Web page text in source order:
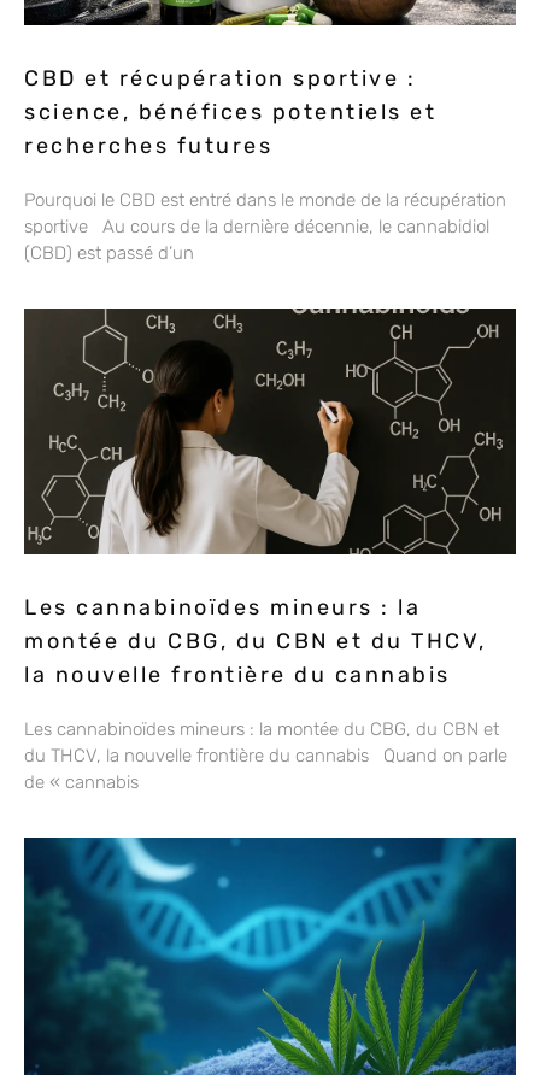
CBD et récupération sportive :
science, bénéfices potentiels et
recherches futures
Pourquoi le CBD est entré dans le monde de la récupération
sportive Au cours de la dernière décennie, le cannabidiol
(CBD) est passé d’un
Les cannabinoïdes mineurs : la
montée du CBG, du CBN et du THCV,
la nouvelle frontière du cannabis
Les cannabinoïdes mineurs : la montée du CBG, du CBN et
du THCV, la nouvelle frontière du cannabis Quand on parle
de « cannabis